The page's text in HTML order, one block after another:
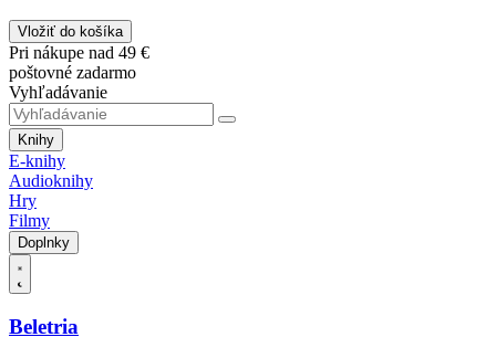
Vložiť do košíka
Pri nákupe nad 49 €
poštovné zadarmo
Vyhľadávanie
Knihy
E-knihy
Audioknihy
Hry
Filmy
Doplnky
Beletria